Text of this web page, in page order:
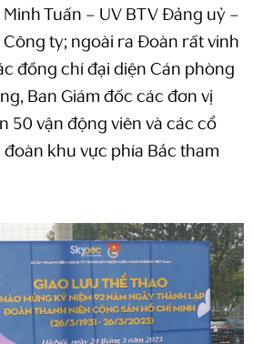
Tuấn – UV BTV Đảng uỷ –
Công ty; ngoài ra Đoàn rất vinh
đồng chí đại diện Cán phòng
Ban Giám đốc các đơn vị
50 vận động viên và các cổ
khu vực phía Bắc tham